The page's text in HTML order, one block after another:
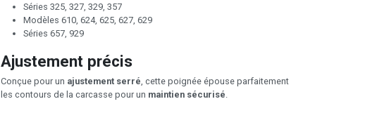
Séries 325, 327, 329, 357
Modèles 610, 624, 625, 627, 629
Séries 657, 929
Ajustement précis
Conçue pour un ajustement serré , cette poignée épouse parfaitement
les contours de la carcasse pour un maintien sécurisé